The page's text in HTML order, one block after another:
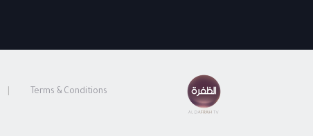
Terms & Conditions